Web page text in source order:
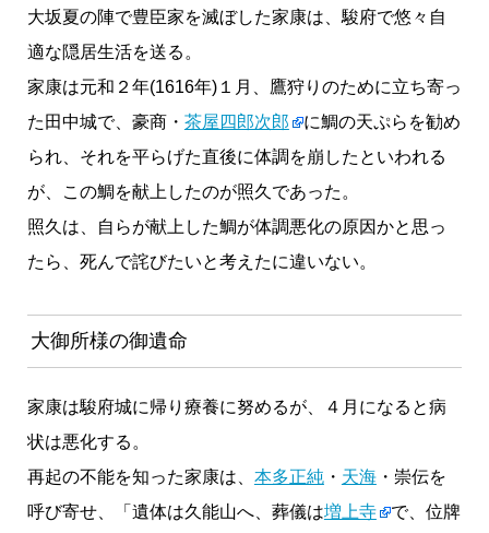
大坂夏の陣で豊臣家を滅ぼした家康は、駿府で悠々自
適な隠居生活を送る。
家康は元和２年(1616年)１月、鷹狩りのために立ち寄っ
た田中城で、豪商・ 茶屋四郎次郎
に鯛の天ぷらを勧め
られ、それを平らげた直後に体調を崩したといわれる
が、この鯛を献上したのが照久であった。
照久は、自らが献上した鯛が体調悪化の原因かと思っ
たら、死んで詫びたいと考えたに違いない。
大御所様の御遺命
家康は駿府城に帰り療養に努めるが、４月になると病
状は悪化する。
再起の不能を知った家康は、 本多正純・ 天海・崇伝を
呼び寄せ、「遺体は久能山へ、葬儀は増上寺
で、位牌